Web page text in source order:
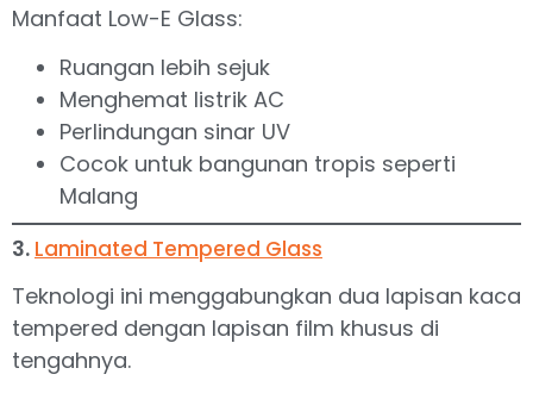
Manfaat Low-E Glass:
Ruangan lebih sejuk
Menghemat listrik AC
Perlindungan sinar UV
Cocok untuk bangunan tropis seperti
Malang
3. Laminated Tempered Glass
Teknologi ini menggabungkan dua lapisan kaca
tempered dengan lapisan film khusus di
tengahnya.